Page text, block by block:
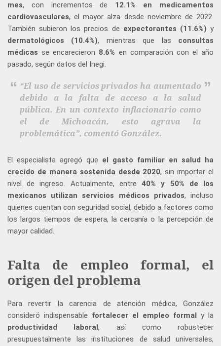
mes, con incrementos de 12.1% en medicamentos
cardiovasculares, el mayor alza desde noviembre de 2022.
También subieron los precios de expectorantes (11.6%) y
dermatológicos (10.4%), mientras que las consultas
médicas se encarecieron 8.6% en comparación con el año
pasado, según datos del Inegi.
“El uso de servicios privados ha aumentado
debido a la falta de acceso a la salud
pública. En un contexto inflacionario como
el de Michoacán, esto agrava la
problemática”, comentó González.
El especialista agregó que el gasto familiar en salud ha
crecido de manera sostenida desde 2020, sin importar el
nivel de ingreso. Actualmente, entre40% y 50% de los
mexicanos utilizan servicios médicos privados, incluso
quienes cuentan con seguridad social, debido a factores como
los largos tiempos de espera, la cercanía o la percepción de
mayor calidad.
Falta de empleo formal, el
origen del problema
Para revertir la carencia de atención médica, González
consideró indispensable fortalecer el empleo formal
y la
productividad laboral, así como robustecer
presupuestalmente las instituciones de salud universales,